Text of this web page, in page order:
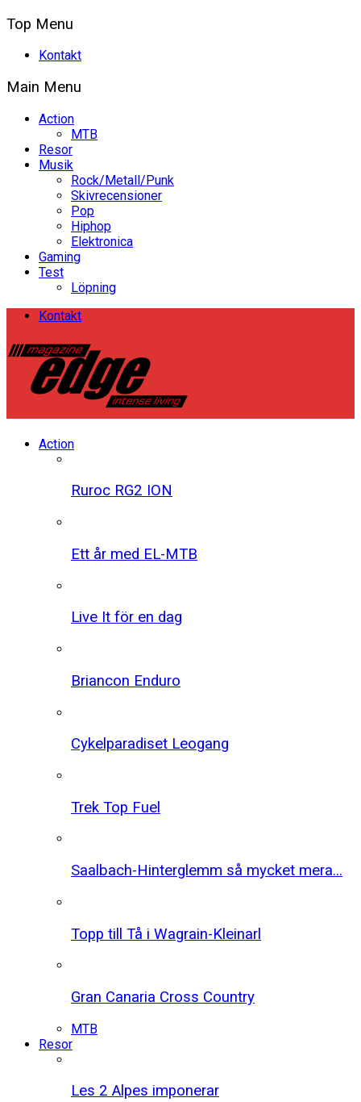
Top Menu
Kontakt
Main Menu
Action
MTB
Resor
Musik
Rock/Metall/Punk
Skivrecensioner
Pop
Hiphop
Elektronica
Gaming
Test
Löpning
Kontakt
Action
Ruroc RG2 ION
Ett år med EL-MTB
Live It för en dag
Briancon Enduro
Cykelparadiset Leogang
Trek Top Fuel
Saalbach-Hinterglemm så mycket mera...
Topp till Tå i Wagrain-Kleinarl
Gran Canaria Cross Country
MTB
Resor
Les 2 Alpes imponerar